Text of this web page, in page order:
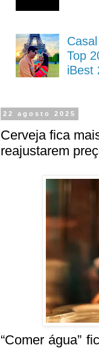
Top
iBest
22 agosto 2025
Cerveja fica
reajustarem
“Comer água”